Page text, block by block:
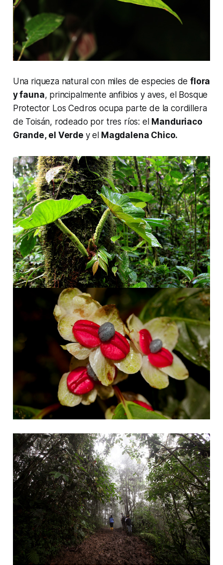
Una riqueza natural con miles de especies deflora
y fauna, principalmente anfibios y aves, el Bosque
Protector Los Cedros ocupa parte de la cordillera
de Toisán, rodeado por tres ríos: el Manduriaco
Grande, el Verde y el Magdalena Chico.